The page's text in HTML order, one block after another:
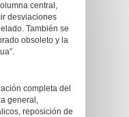
central,
desviaciones
También se
obsoleto y la
completa del
general,
reposición de